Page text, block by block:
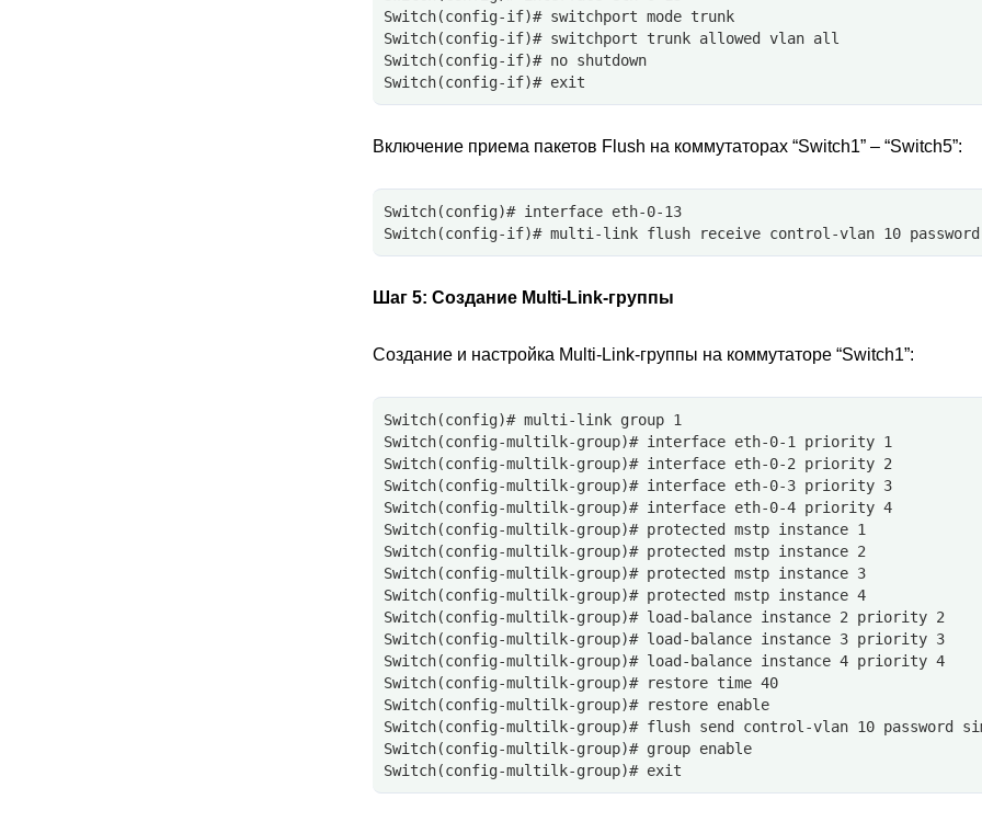
Switch(config-if)# switchport mode trunk
Switch(config-if)# switchport trunk allowed vlan all
Switch(config-if)# no shutdown
Switch(config-if)# exit
Включение приема пакетов Flush на коммутаторах “Switch1” – “Switch5”:
Switch(config)# interface eth-0-13
Switch(config-if)# multi-link flush receive control-vlan 10
Шаг 5: Создание Multi-Link-группы
Создание и настройка Multi-Link-группы на коммутаторе “Switch1”:
Switch(config)# multi-link group 1
Switch(config-multilk-group)# interface eth-0-1 priority 1
Switch(config-multilk-group)# interface eth-0-2 priority 2
Switch(config-multilk-group)# interface eth-0-3 priority 3
Switch(config-multilk-group)# interface eth-0-4 priority 4
Switch(config-multilk-group)# protected mstp instance 1
Switch(config-multilk-group)# protected mstp instance 2
Switch(config-multilk-group)# protected mstp instance 3
Switch(config-multilk-group)# protected mstp instance 4
Switch(config-multilk-group)# load-balance instance 2 priority 2
Switch(config-multilk-group)# load-balance instance 3 priority 3
Switch(config-multilk-group)# load-balance instance 4 priority 4
Switch(config-multilk-group)# restore time 40
Switch(config-multilk-group)# restore enable
Switch(config-multilk-group)# flush send control-vlan 10 password
Switch(config-multilk-group)# group enable
Switch(config-multilk-group)# exit